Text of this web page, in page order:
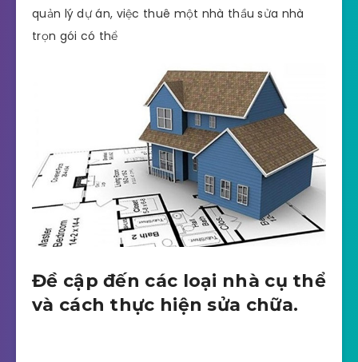
quản lý dự án, việc thuê một nhà thầu sửa nhà
trọn gói có thể
Đề cập đến các loại nhà cụ thể
và cách thực hiện sửa chữa.